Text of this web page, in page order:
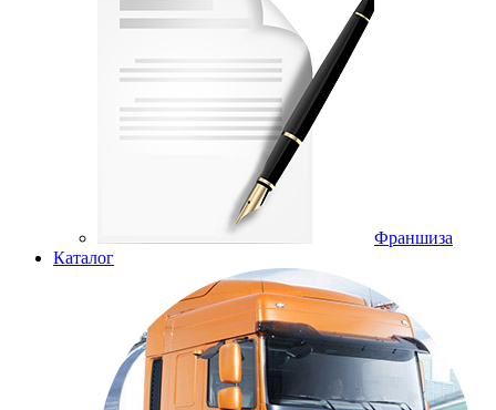
Франшиза
Каталог